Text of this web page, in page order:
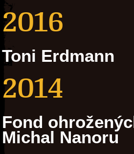
2016
Toni Erdmann
2014
Fond
Michal Nanoru